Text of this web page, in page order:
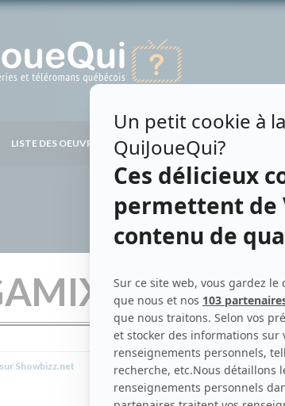
LISTE DES OEUVRES LISTE DES PERSONNES
Showbizz.net
Production
The Sticky